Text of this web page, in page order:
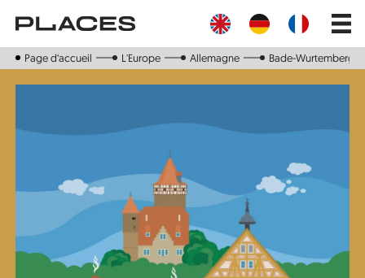
contenu
Main
Page d‘accueil L'Europe Allemagne Bade-Wurtemberg